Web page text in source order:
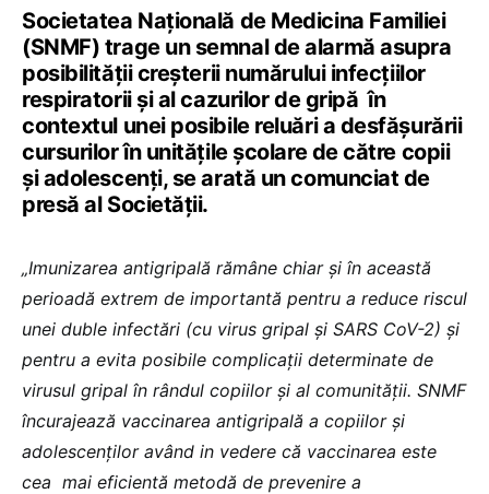
Societatea Națională de Medicina Familiei
(SNMF) trage un semnal de alarmă asupra
posibilității creșterii numărului infecțiilor
respiratorii și al cazurilor de gripă în
contextul unei posibile reluări a desfășurării
cursurilor în unitățile școlare de către copii
și adolescenți, se arată un comunciat de
presă al Societății.
„Imunizarea antigripală rămâne chiar și în această
perioadă extrem de importantă pentru a reduce riscul
unei duble infectări (cu virus gripal și SARS CoV-2) și
pentru a evita posibile complicații determinate de
virusul gripal în rândul copiilor și al comunității. SNMF
încurajează vaccinarea antigripală a copiilor și
adolescenților având in vedere că vaccinarea este
cea mai eficientă metodă de prevenire a